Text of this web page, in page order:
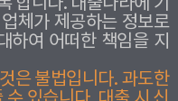
체가 제공하는 정보로
하여 어떠한 책임을 지
은 불법입니다. 과도한